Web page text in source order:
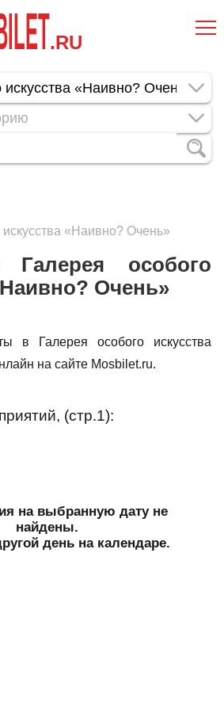
.RU
искусства «Наивно? Очень»
особого
Очень»
в Галерея особого искусства
на сайте Mosbilet.ru.
(стр.1):
на выбранную дату не
найдены.
день на календаре.